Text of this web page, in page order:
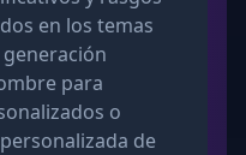
en los temas
para
o
de